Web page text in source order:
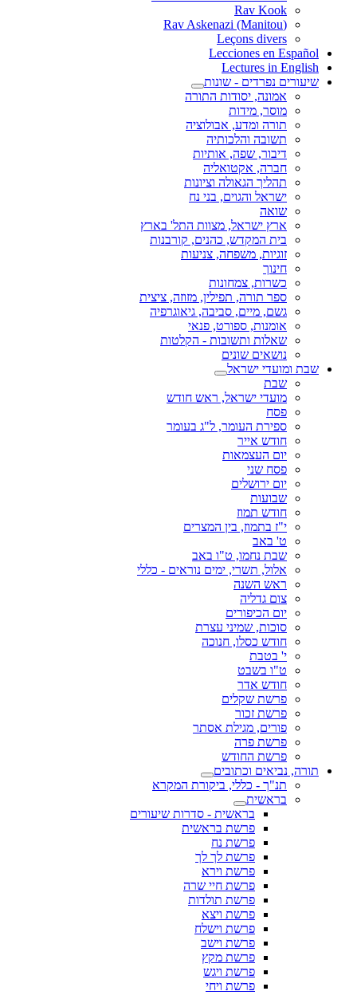
Rav Kook
(Rav Askenazi (Manitou
Leçons divers
Lecciones en Español
Lectures in English
שיעורים נפרדים - שונות
אמונה, יסודות התורה
מוסר, מידות
תורה ומדע, אבולוציה
תשובה והלכותיה
דיבור, שפה, אותיות
חברה, אקטואליה
תהליך הגאולה וציונות
ישראל והגוים, בני נח
שואה
ארץ ישראל, מצוות התל' בארץ
בית המקדש, כהנים, קורבנות
זוגיות, משפחה, צניעות
חינוך
כשרות, צמחונות
ספר תורה, תפילין, מזוזה, ציצית
גשם, מיים, סביבה, גיאוגרפיה
אומנות, ספורט, פנאי
שאלות ותשובות - הקלטות
נושאים שונים
שבת ומועדי ישראל
שבת
מועדי ישראל, ראש חודש
פסח
ספירת העומר, ל"ג בעומר
חודש אייר
יום העצמאות
פסח שני
יום ירושלים
שבועות
חודש תמוז
י"ז בתמוז, בין המצרים
ט' באב
שבת נחמו, ט"ו באב
אלול, תשרי, ימים נוראים - כללי
ראש השנה
צום גדליה
יום הכיפורים
סוכות, שמיני עצרת
חודש כסלו, חנוכה
י' בטבת
ט"ו בשבט
חודש אדר
פרשת שקלים
פרשת זכור
פורים, מגילת אסתר
פרשת פרה
פרשת החודש
תורה, נביאים וכתובים
תנ"ך - כללי, ביקורת המקרא
בראשית
בראשית - סדרות שיעורים
פרשת בראשית
פרשת נח
פרשת לך לך
פרשת וירא
פרשת חיי שרה
פרשת תולדות
פרשת ויצא
פרשת וישלח
פרשת וישב
פרשת מקץ
פרשת ויגש
פרשת ויחי